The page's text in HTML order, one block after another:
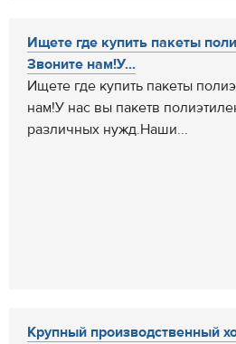
Ищете где купить пакеты
Звоните нам!У...
Ищете где купить пакеты
нам!У нас вы пакетв
различных нужд.Наши...
Крупный производственный